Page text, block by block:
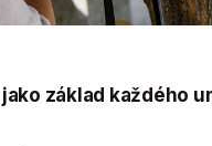
základ každého